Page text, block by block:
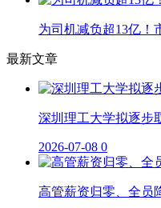
为司机减负超13亿！
最新文章
深圳理工大学拟逐步
2026-07-08 0
高管薪资归零、全员